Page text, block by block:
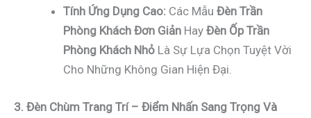
Tính Ứng Dụng Cao: Các Mẫu Đèn Trần
Phòng Khách Đơn Giản Hay Đèn Ốp Trần
Phòng Khách Nhỏ Là Sự Lựa Chọn Tuyệt Vời
Cho Những Không Gian Hiện Đại.
3. Đèn Chùm Trang Trí – Điểm Nhấn Sang Trọng Và